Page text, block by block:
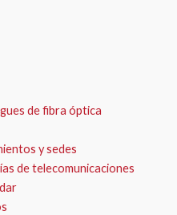
de fibra óptica
y sedes
de telecomunicaciones